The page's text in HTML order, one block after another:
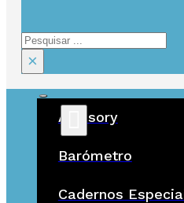
Pesquisar
×
Advisory
Barómetro
Cadernos
ÚLTIMAS